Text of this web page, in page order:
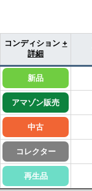
コンディション +
詳細
新品
アマゾン販売
中古
コレクター
再生品